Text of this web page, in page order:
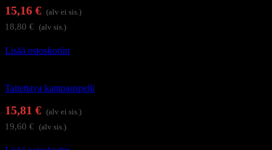
15,16 € (alv ei sis.)
18,80 € (alv sis.)
Lisää ostoskoriin
Taitettava kampauspeili
15,81 € (alv ei sis.)
19,60 € (alv sis.)